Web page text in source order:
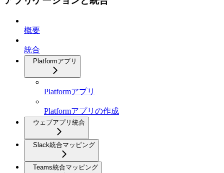
概要
統合
Platformアプリ
Platformアプリ
Platformアプリの作成
ウェブアプリ統合
Slack統合マッピング
Teams統合マッピング